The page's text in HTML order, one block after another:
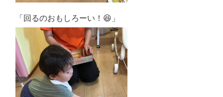
「回るのおもしろーい！😆」